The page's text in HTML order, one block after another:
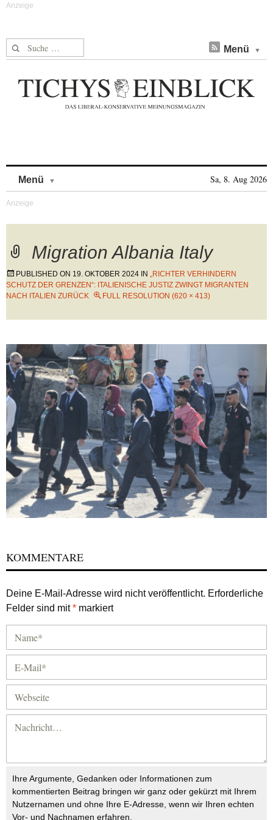
Suche nach: Menü
Menü Sa, 8. Aug 2026
Migration Albania Italy
PUBLISHED ON 19. OKTOBER 2024 IN „RICHTER VERHINDERN
SCHUTZ DER GRENZEN“: ITALIENISCHE JUSTIZ ZWINGT MIGRANTEN
NACH ITALIEN ZURÜCK
FULL RESOLUTION (620 × 413)
KOMMENTARE
Deine E-Mail-Adresse wird nicht veröffentlicht. Erforderliche
Felder sind mit* markiert
Ihre Argumente, Gedanken oder Informationen zum
kommentierten Beitrag bringen wir ganz oder gekürzt mit Ihrem
Nutzernamen und ohne Ihre E-Adresse, wenn wir Ihren echten
Vor- und Nachnamen erfahren.